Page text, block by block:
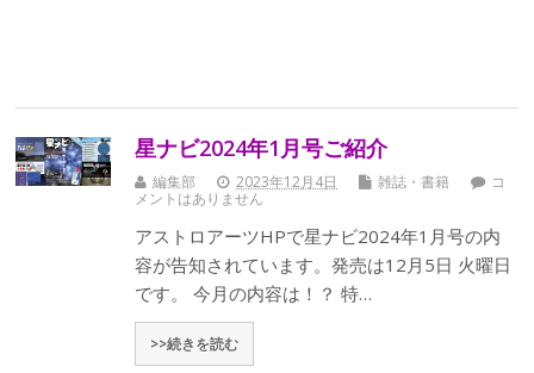
星ナビ2024年1月号ご紹介
編集部 2023年12月4日 雑誌・書籍
コ
メントはありません
アストロアーツHPで星ナビ2024年1月号の内
容が告知されています。発売は12月5日 火曜日
です。 今月の内容は！？ 特…
>>続きを読む